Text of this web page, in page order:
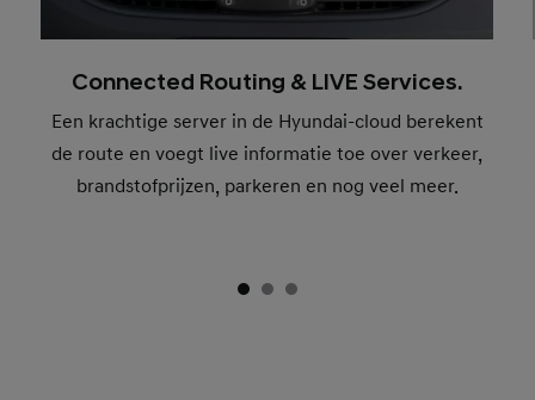
Connected Routing & LIVE Services.
Een krachtige server in de Hyundai-cloud berekent
de route en voegt live informatie toe over verkeer,
brandstofprijzen, parkeren en nog veel meer.